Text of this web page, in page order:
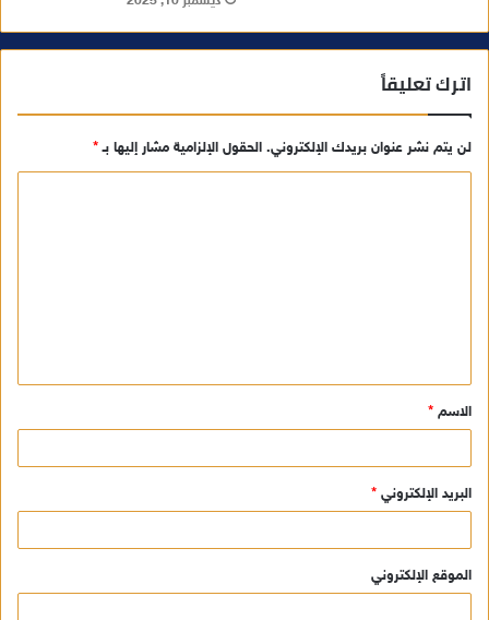
اترك تعليقاً
لن يتم نشر عنوان بريدك الإلكتروني. الحقول الإلزامية مشار إليها بـ*
ق
*
الاسم *
البريد الإلكتروني *
الموقع الإلكتروني